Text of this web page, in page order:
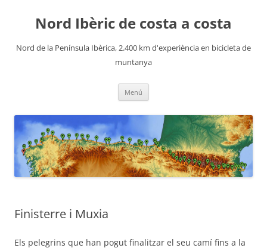
Nord Ibèric de costa a costa
Nord de la Península Ibèrica, 2.400 km d'experiència en bicicleta de
muntanya
Menú
Finisterre i Muxia
Els pelegrins que han pogut finalitzar el seu camí fins a la